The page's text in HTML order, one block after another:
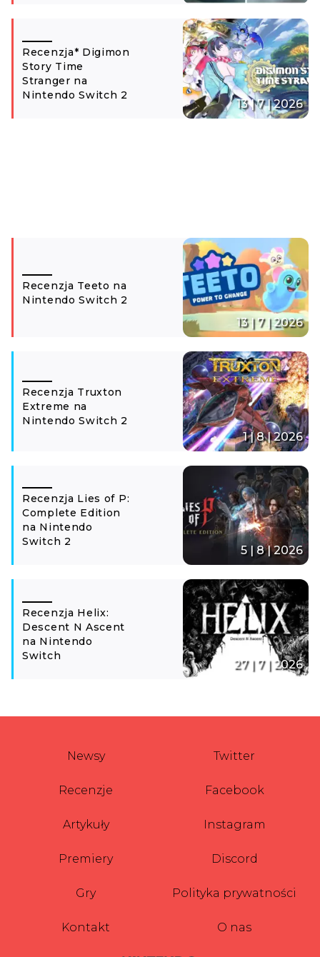
Recenzja* Digimon
Story Time
Stranger na
Nintendo Switch 2
13 | 7 | 2026
Recenzja Teeto na
Nintendo Switch 2
13 | 7 | 2026
Recenzja Truxton
Extreme na
Nintendo Switch 2
1 | 8 | 2026
Recenzja Lies of P:
Complete Edition
na Nintendo
Switch 2
5 | 8 | 2026
Recenzja Helix:
Descent N Ascent
na Nintendo
Switch
27 | 7 | 2026
Newsy
Recenzje
Artykuły
Premiery
Gry
Kontakt
Twitter
Facebook
Instagram
Discord
Polityka prywatności
O nas